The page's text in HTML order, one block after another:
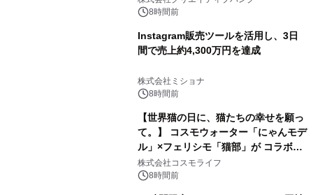
8時間前
Instagram販売ツールを活用し、3日
間で売上約4,300万円を達成
株式会社ミショナ
8時間前
【世界猫の日に、猫たちの幸せを願っ
て。】 コスモウォーター「にゃんモデ
ル」×フェリシモ「猫部」が コラボキ
ャンペーンを実施
株式会社コスモライフ
8時間前